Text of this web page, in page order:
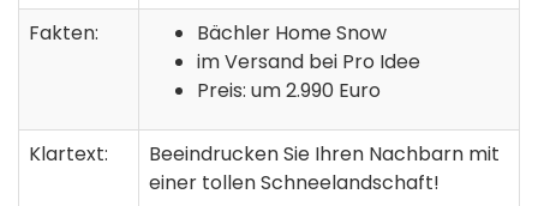
Fakten:
Bächler Home Snow
im Versand bei Pro Idee
Preis: um 2.990 Euro
Klartext:
Beeindrucken Sie Ihren Nachbarn mit
einer tollen Schneelandschaft!